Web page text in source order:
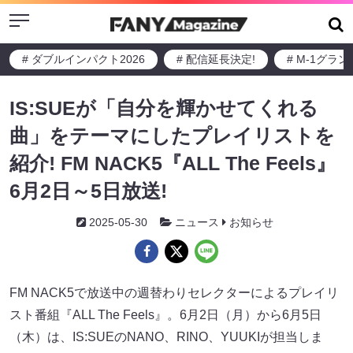
Menu
# ダブルインパクト2026 # 配信延長決定! # M-1グラン
IS:SUEが「自分を輝かせてくれる
曲」をテーマにしたプレイリストを
紹介! FM NACK5『ALL The Feels』
6月2日～5日放送!
2025-05-30 ニュース お知らせ
FM NACK5で放送中の週替わりセレクターによるプレイリ
スト番組『ALL The Feels』。6月2日（月）から6月5日
（木）は、IS:SUEのNANO、RINO、YUUKIが担当しま